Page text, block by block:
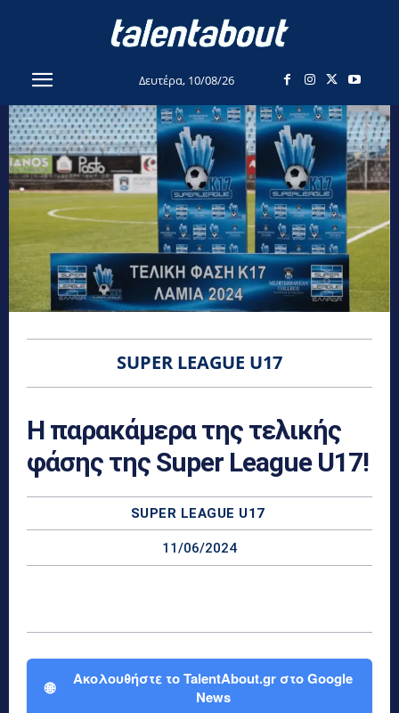
Δευτέρα, 10/08/26
SUPER LEAGUE U17
Η παρακάμερα της τελικής
φάσης της Super League U17!
SUPER LEAGUE U17
11/06/2024
🌐
Ακολουθήστε το TalentAbout.gr στο Google
News